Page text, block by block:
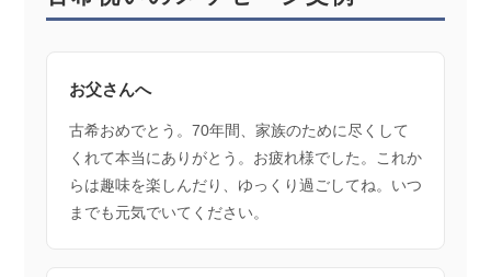
お父さんへ
古希おめでとう。70年間、家族のために尽くして
くれて本当にありがとう。お疲れ様でした。これか
らは趣味を楽しんだり、ゆっくり過ごしてね。いつ
までも元気でいてください。